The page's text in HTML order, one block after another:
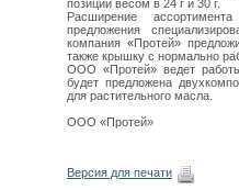
позиции весом в 24 г и 30 г.
Расширение
предложения
компания «Протей»
также крышку с нормально
ООО «Протей» ведет
будет предложена
для растительного масла.
ООО «Протей»
Версия для печати